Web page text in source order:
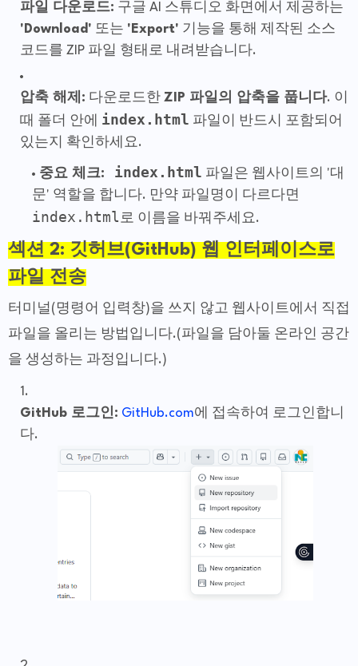
파일 다운로드: 구글 AI 스튜디오 화면에서 제공하는
'Download' 또는 'Export' 기능을 통해 제작된 소스
코드를 ZIP 파일 형태로 내려받습니다.
압축 해제: 다운로드한 ZIP 파일의 압축을 풉니다. 이
때 폴더 안에 index.html 파일이 반드시 포함되어
있는지 확인하세요.
중요 체크: index.html 파일 은 웹사이트의 '대
문' 역할을 합니다. 만약 파일명이 다르다면
index.html로 이름을 바꿔주세요.
섹션 2: 깃허브(GitHub) 웹 인터페이스로
파일 전송
터미널(명령어 입력창)을 쓰지 않고 웹사이트에서 직접
파일을 올리는 방법입니다.(파일을 담아둘 온라인 공간
을 생성하는 과정입니다.)
GitHub 로그인: GitHub.com에 접속하여 로그인합니
다.